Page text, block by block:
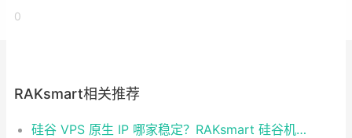
0
RAKsmart相关推荐
硅谷 VPS 原生 IP 哪家稳定？RAKsmart 硅谷机房深度评测